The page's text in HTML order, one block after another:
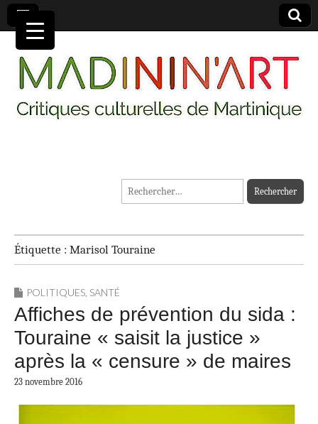
MADININ'ART
Rechercher :
Étiquette : Marisol Touraine
POLITIQUES, SANTÉ
Affiches de prévention du sida :
Touraine « saisit la justice »
après la « censure » de maires
23 novembre 2016